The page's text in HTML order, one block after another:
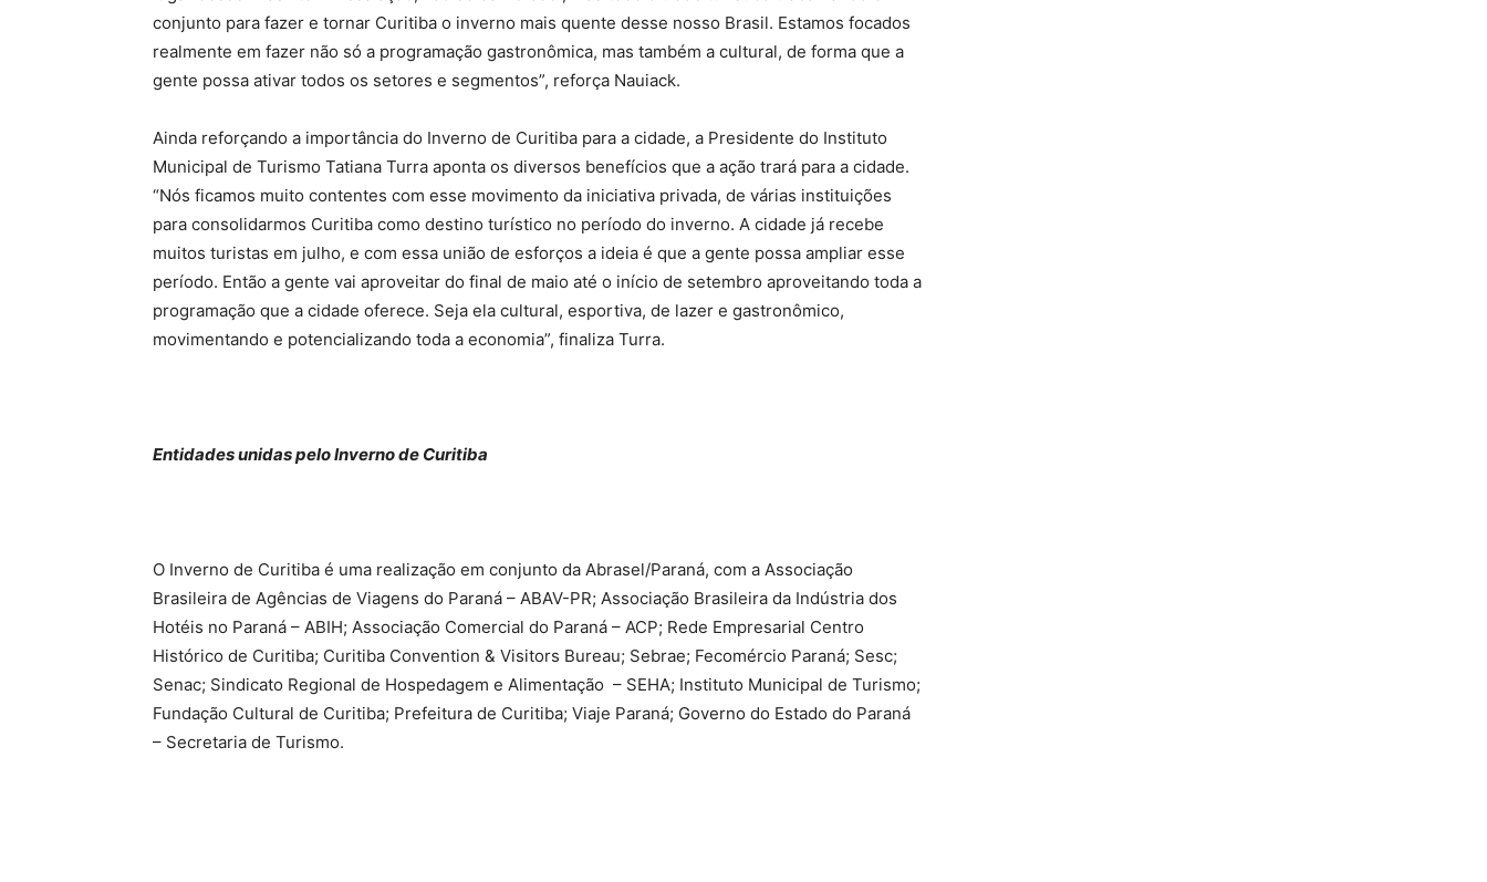
conjunto para fazer e tornar Curitiba o inverno mais quente desse nosso Brasil. Estamos focados
realmente em fazer não só a programação gastronômica, mas também a cultural, de forma que a
gente possa ativar todos os setores e segmentos”, reforça Nauiack.
Ainda reforçando a importância do Inverno de Curitiba para a cidade, a Presidente do Instituto
Municipal de Turismo Tatiana Turra aponta os diversos benefícios que a ação trará para a cidade.
“Nós ficamos muito contentes com esse movimento da iniciativa privada, de várias instituições
para consolidarmos Curitiba como destino turístico no período do inverno. A cidade já recebe
muitos turistas em julho, e com essa união de esforços a ideia é que a gente possa ampliar esse
período. Então a gente vai aproveitar do final de maio até o início de setembro aproveitando toda a
programação que a cidade oferece. Seja ela cultural, esportiva, de lazer e gastronômico,
movimentando e potencializando toda a economia”, finaliza Turra.
Entidades unidas pelo Inverno de Curitiba
O Inverno de Curitiba é uma realização em conjunto da Abrasel/Paraná, com a Associação
Brasileira de Agências de Viagens do Paraná – ABAV-PR; Associação Brasileira da Indústria dos
Hotéis no Paraná – ABIH; Associação Comercial do Paraná – ACP; Rede Empresarial Centro
Histórico de Curitiba; Curitiba Convention & Visitors Bureau; Sebrae; Fecomércio Paraná; Sesc;
Senac; Sindicato Regional de Hospedagem e Alimentação – SEHA; Instituto Municipal de Turismo;
Fundação Cultural de Curitiba; Prefeitura de Curitiba; Viaje Paraná; Governo do Estado do Paraná
– Secretaria de Turismo.